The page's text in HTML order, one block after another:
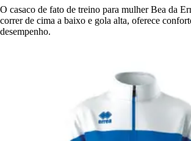
O casaco de fato de treino para mulher Bea da
correr de cima a baixo e gola alta, oferece
desempenho.